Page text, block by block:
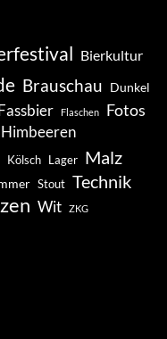
Bierkultur
Brauschau Dunkel
Flaschen Fotos
Himbeeren
Kölsch Lager Malz
Stout Technik
Wit ZKG